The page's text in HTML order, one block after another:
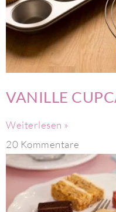
VANILLE
Weiterlesen »
20 Kommentare